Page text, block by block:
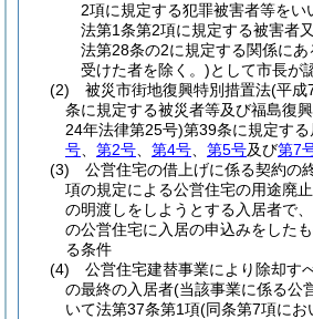
2項に規定する犯罪被害者等を
法第1条第2項に規定する被害者
法第28条の2に規定する関係に
受けた者を除く。)として市長が
(2)
被災市街地復興特別措置法(平成
条に規定する被災者等及び福島復
24年法律第25号)第39条に規定す
号
第2号 第4号 第5号及び第7
(3)
公営住宅の借上げに係る契約の
項の規定による公営住宅の用途廃
の明渡しをしようとする入居者で
の公営住宅に入居の申込みをした
る条件
(4)
公営住宅建替事業により除却す
の最終の入居者(当該事業に係る公
いて法第37条第1項(同条第7項にお